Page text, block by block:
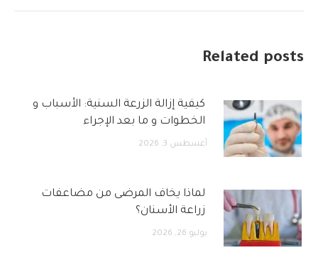
Related posts
كيفية إزالة الزرعة السنية: الأسباب و
الخطوات و ما بعد الإجراء
أغسطس 3, 2026
لماذا يخاف المرضى من مضاعفات
زراعة الأسنان؟
يوليو 26, 2026